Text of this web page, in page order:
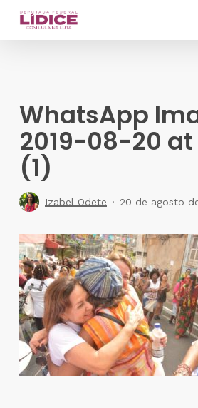
Skip
WhatsApp
2019-08-20 at
(1)
Izabel Odete 20 de agosto